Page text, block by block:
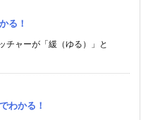
る！
チャーが「緩（ゆる）」と
わかる！